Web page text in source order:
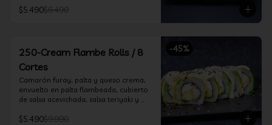
$5.490$6.490
-45%
250-Cream Flambe Rolls / 8
Cortes
Camarón furay, palta y queso crema,
envuelto en palta flambeada, cubierto
de salsa acevichada, salsa teriyaki y
$5.490$9.990